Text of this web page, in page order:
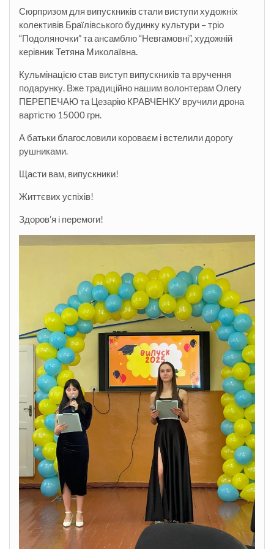
Сюрпризом для випускників стали виступи художніх
колективів Браїлівського будинку культури – тріо
“Подоляночки” та ансамблю “Невгамовні”, художній
керівник Тетяна Миколаївна.
Кульмінацією став виступ випускників та вручення
подарунку. Вже традиційно нашим волонтерам Олегу
ПЕРЕПЕЧАЮ та Цезарію КРАВЧЕНКУ вручили дрона
вартістю 15000 грн.
А батьки благословили короваєм і встелили дорогу
рушниками.
Щасти вам, випускники!
Життєвих успіхів!
Здоров’я і перемоги!